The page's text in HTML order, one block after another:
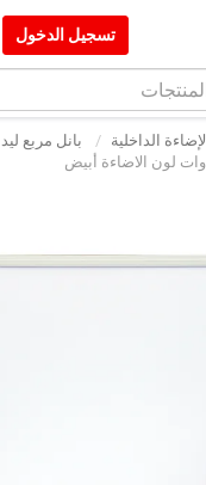
تسجيل الدخول
الإضاءة الداخلية
بانل مربع ليد